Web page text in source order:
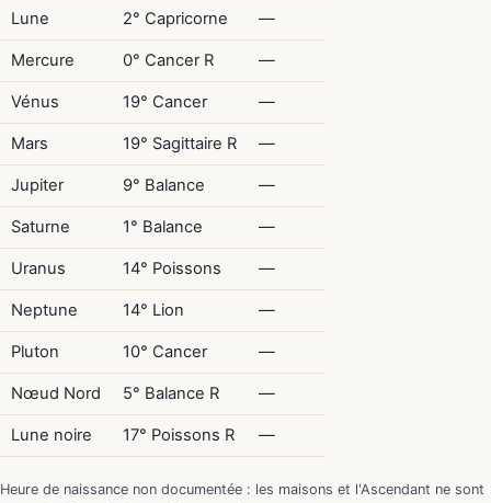
Lune 2° Capricorne —
Mercure 0° Cancer R —
Vénus 19° Cancer —
Mars 19° Sagittaire R —
Jupiter 9° Balance —
Saturne 1° Balance —
Uranus 14° Poissons —
Neptune 14° Lion —
Pluton 10° Cancer —
Nœud Nord 5° Balance R —
Lune noire 17° Poissons R —
Heure de naissance non documentée : les maisons et l'Ascendant ne sont